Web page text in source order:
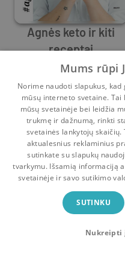
Agnės keto ir kiti
receptai
Agnė Grigaliūnienė
0 26
Pradinis Krepšelis
Bookswap
Mainykis knygomis
Uždaryti
Mums rūpi
Norime naudoti slapukus,
mūsų interneto svetaine.
mūsų svetainėje bei leidžia
trukmę ir dažnumą, rinkti
svetainės lankytojų
aktualesnius reklaminius
sutinkate su slapukų
tvarkymu. Išsamią informaciją
svetainėje ir savo sutikimo
SUTINKU
Nukreipti